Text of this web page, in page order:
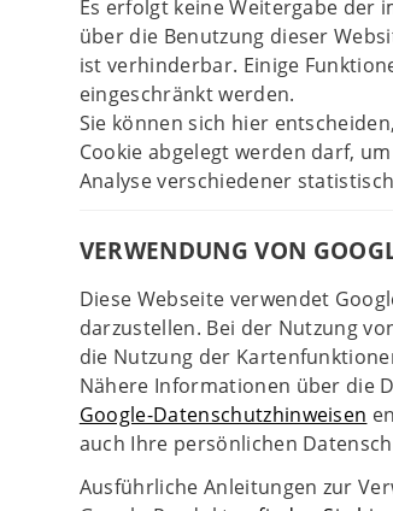
Es erfolgt keine Weitergabe der
über die Benutzung dieser
ist verhinderbar. Einige
eingeschränkt werden.
Sie können sich hier
Cookie abgelegt werden darf,
Analyse verschiedener
VERWENDUNG VON
Diese Webseite verwendet
darzustellen. Bei der Nutzung
die Nutzung der
Nähere Informationen über die
Google-Datenschutzhinweisen
auch Ihre persönlichen
Ausführliche Anleitungen zur